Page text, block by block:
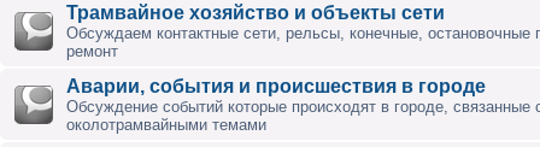
Трамвайное хозяйство и объекты сети
Обсуждаем контактные сети, рельсы, конечные, остановочные
ремонт
Аварии, события и происшествия в городе
Обсуждение событий которые происходят в городе, связанные
околотрамвайными темами